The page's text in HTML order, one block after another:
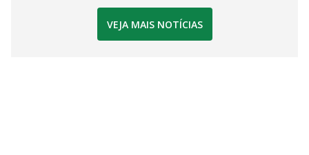
VEJA MAIS NOTÍCIAS